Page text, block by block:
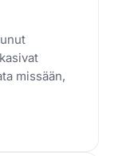
missään,